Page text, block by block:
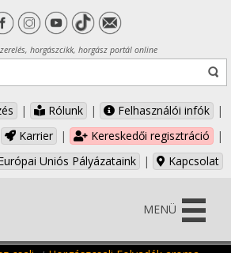
horgászcikk, horgász portál online
| Rólunk | Felhasználói infók
|
Karrier
| Kereskedői regisztráció
|
Uniós Pályázataink
| Kapcsolat
MENÜ